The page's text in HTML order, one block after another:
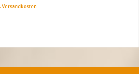
Versandkosten